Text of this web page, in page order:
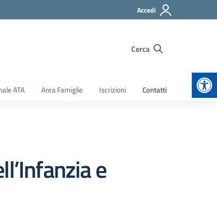
Accedi
Cerca
ATA Area Famiglie Iscrizioni Contatti
e